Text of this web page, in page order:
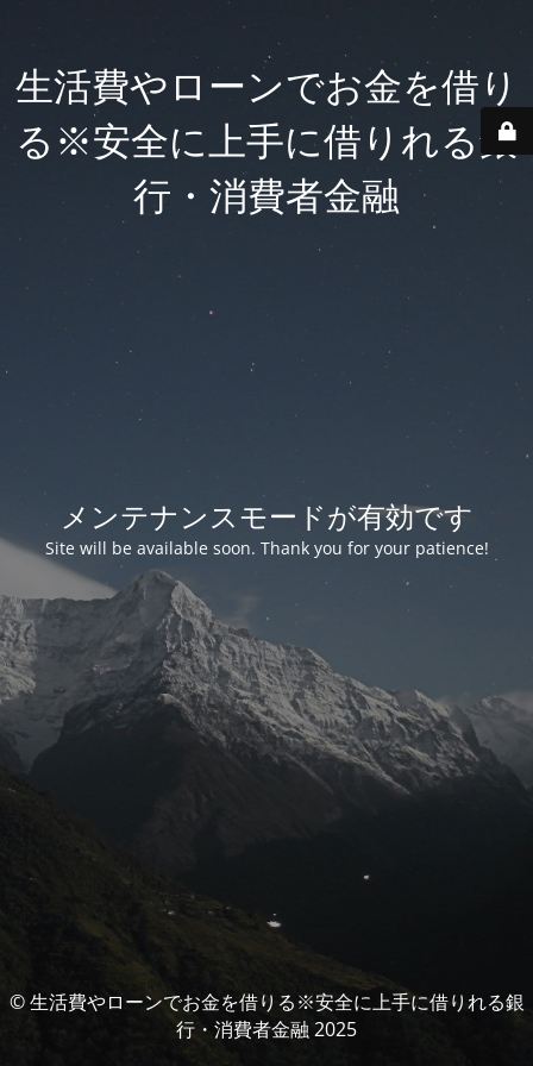
生活費やローンでお金を借り
る※安全に上手に借りれる銀
行・消費者金融
メンテナンスモードが有効です
Site will be available soon. Thank you for your patience!
© 生活費やローンでお金を借りる※安全に上手に借りれる銀
行・消費者金融 2025